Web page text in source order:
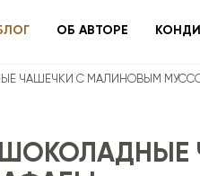
ОБ АВТОРЕ
ЧАШЕЧКИ С МАЛИНОВЫМ